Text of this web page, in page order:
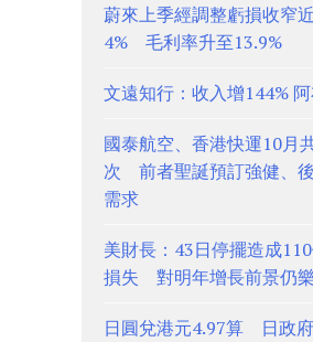
蔚來上季經調整虧損收窄
4% 毛利率升至13.9%
文遠知行：收入增144%
國泰航空、香港快運10月
次 前者聖誕預訂強健、
需求
美財長：43日停擺造成
損失 對明年增長前景仍
日圓兌港元4.97算 日政